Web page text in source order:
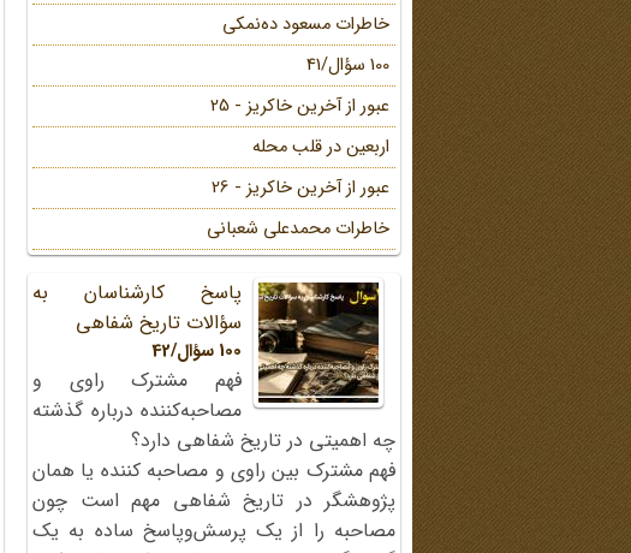
خاطرات مسعود ده‌نمکی
100 سؤال/41
عبور از آخرین خاکریز - 25
اربعین در قلب محله
عبور از آخرین خاکریز - 26
خاطرات محمد‌علی شعبانی
پاسخ کارشناسان به
سؤالات تاریخ شفاهی
100 سؤال/42
فهم مشترک راوی و
مصاحبه‌کننده درباره گذشته
چه اهمیتی در تاریخ شفاهی دارد؟
فهم مشترک بین راوی و مصاحبه کننده یا همان
پژوهشگر در تاریخ شفاهی مهم است چون
مصاحبه را از یک پرسش‌وپاسخ ساده به یک